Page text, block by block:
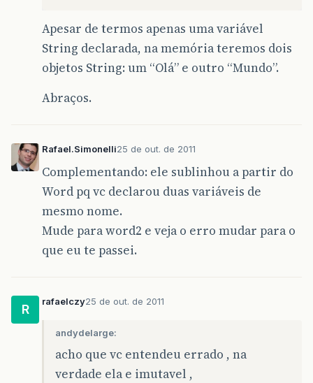
Apesar de termos apenas uma variável
String declarada, na memória teremos dois
objetos String: um “Olá” e outro “Mundo”.
Abraços.
Rafael.Simonelli25 de out. de 2011
Complementando: ele sublinhou a partir do
Word pq vc declarou duas variáveis de
mesmo nome.
Mude para word2 e veja o erro mudar para o
que eu te passei.
R
rafaelczy25 de out. de 2011
andydelarge:
acho que vc entendeu errado , na
verdade ela e imutavel ,